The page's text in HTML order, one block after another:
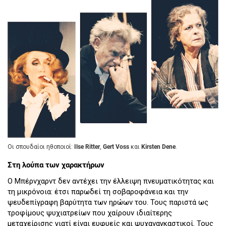
Οι σπουδαίοι ηθοποιοί: Ilse Ritter, Gert Voss και Kirsten Dene.
Στη λούπα των χαρακτήρων
Ο Μπέρνχαρντ δεν αντέχει την έλλειψη πνευματικότητας και
τη μικρόνοια: έτσι παρωδεί τη σοβαροφάνεια και την
ψευδεπίγραφη βαρύτητα των ηρώων του. Τους παριστά ως
τροφίμους ψυχιατρείων που χαίρουν ιδιαίτερης
μεταχείρισης γιατί είναι ευφυείς και ψυχαναγκαστικοί. Τους